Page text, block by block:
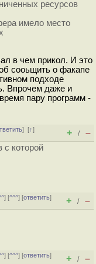
ресурсов
имело место
в чем прикол. И это
сооьщить о факапе
подходе
Впрочем даже и
пару программ -
][↑]
+ / –
с которой
] [^^^] [ответить]
+ / –
] [^^^] [ответить]
+ / –